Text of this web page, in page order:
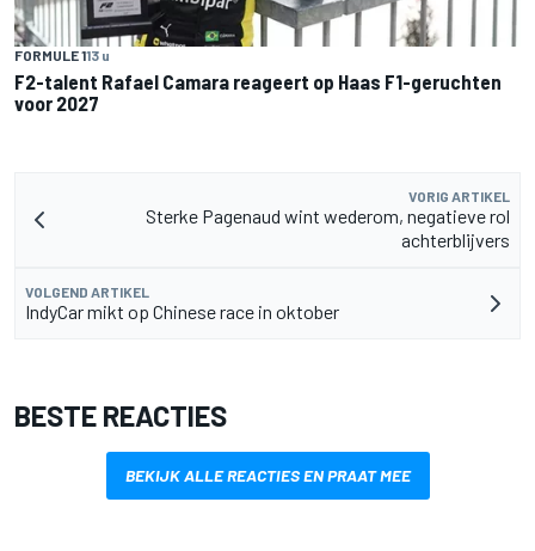
FORMULE 113 u
F2-talent Rafael Camara reageert op Haas F1-geruchten
voor 2027
VORIG ARTIKEL
Sterke Pagenaud wint wederom, negatieve rol
achterblijvers
VOLGEND ARTIKEL
IndyCar mikt op Chinese race in oktober
BESTE REACTIES
BEKIJK ALLE REACTIES EN PRAAT MEE